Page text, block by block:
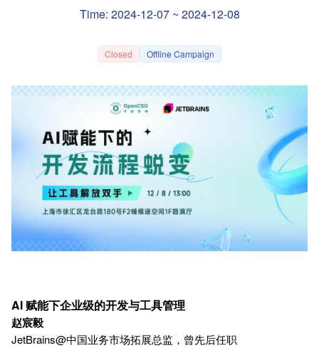
Time: 2024-12-07 ~ 2024-12-08
Closed Offline Campaign
AI 赋能下企业级的开发与工具管理
赵宸毅
JetBrains@中国业务市场拓展总监，曾先后任职